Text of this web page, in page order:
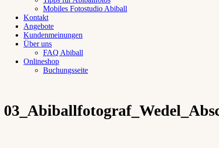
Mobiles Fotostudio Abiball
Kontakt
Angebote
Kundenmeinungen
Über uns
FAQ Abiball
Onlineshop
Buchungsseite